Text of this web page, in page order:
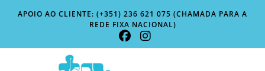
APOIO AO CLIENTE: (+351) 236 621 075 (CHAMADA PARA A
REDE FIXA NACIONAL)